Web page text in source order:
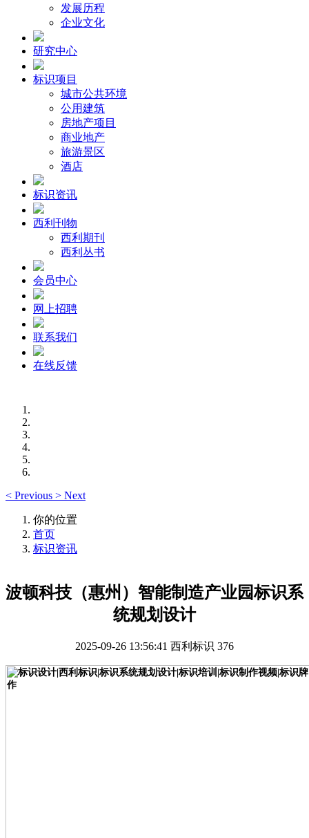
发展历程
企业文化
研究中心
标识项目
城市公共环境
公用建筑
房地产项目
商业地产
旅游景区
酒店
标识资讯
西利刊物
西利期刊
西利丛书
会员中心
网上招聘
联系我们
在线反馈
< Previous > Next
你的位置
首页
标识资讯
波顿科技（惠州）智能制造产业园标识系
统规划设计
2025-09-26 13:56:41 西利标识 376